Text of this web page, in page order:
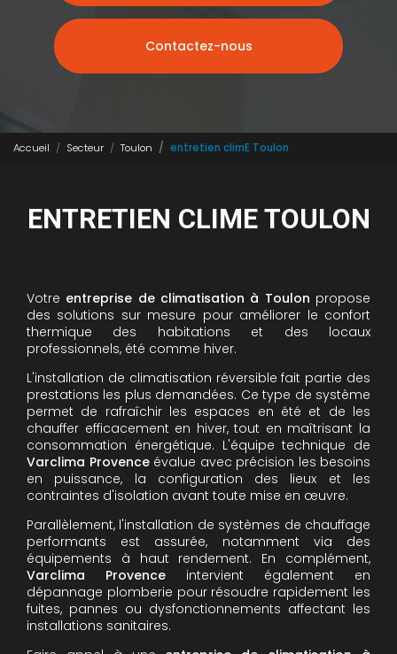
Contactez-nous
Accueil Secteur Toulon entretien climE Toulon
ENTRETIEN CLIME TOULON
Votre entreprise de climatisation à Toulon propose
des solutions sur mesure pour améliorer le confort
thermique des habitations et des locaux
professionnels, été comme hiver.
L'installation de climatisation réversible fait partie des
prestations les plus demandées. Ce type de système
permet de rafraîchir les espaces en été et de les
chauffer efficacement en hiver, tout en maîtrisant la
consommation énergétique. L'équipe technique de
Varclima Provenceévalue avec précision les besoins
en puissance, la configuration des lieux et les
contraintes d'isolation avant toute mise en œuvre.
Parallèlement, l'installation de systèmes de chauffage
performants est assurée, notamment via des
équipements à haut rendement. En complément,
Varclima Provence intervient également en
dépannage plomberie pour résoudre rapidement les
fuites, pannes ou dysfonctionnements affectant les
installations sanitaires.